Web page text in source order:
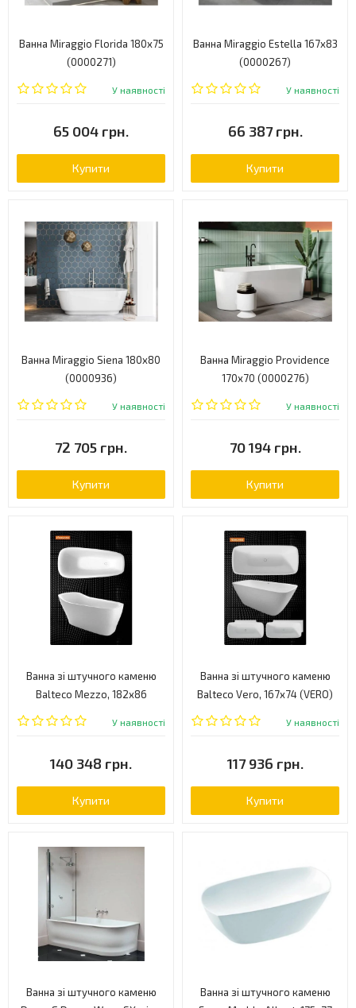
Ванна Miraggio Florida 180x75
(0000271)
У наявності
65 004 грн.
Купити
Ванна Miraggio Estella 167x83
(0000267)
У наявності
66 387 грн.
Купити
Ванна Miraggio Siena 180x80
(0000936)
У наявності
72 705 грн.
Купити
Ванна Miraggio Providence
170x70 (0000276)
У наявності
70 194 грн.
Купити
Ванна зі штучного каменю
Balteco Mezzo, 182х86
(MEZZO)
У наявності
140 348 грн.
Купити
Ванна зі штучного каменю
Balteco Vero, 167х74 (VERO)
У наявності
117 936 грн.
Купити
Ванна зі штучного каменю
Ванна зі штучного каменю